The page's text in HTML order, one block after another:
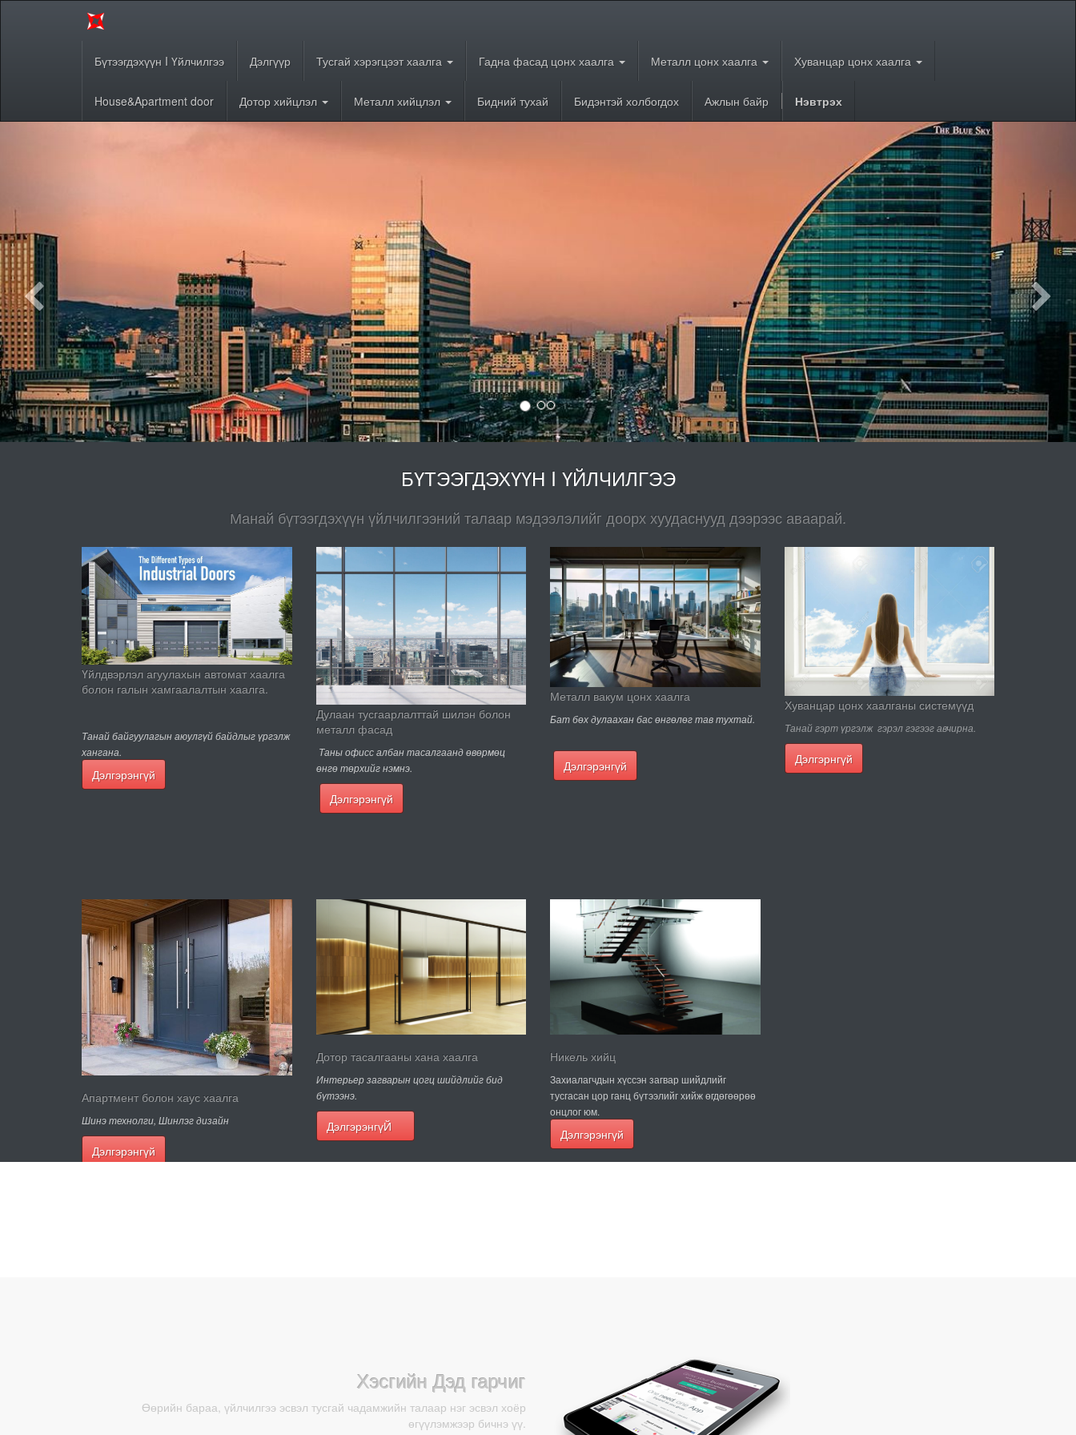
Бүтээгдэхүүн I Үйлчилгээ Дэлгүүр Тусгай хэрэгцээт хаалга Гадна фасад цонх хаалга Металл цонх хаалга Хуванцар цонх хаалга
House&Apartment door Дотор хийцлэл Металл хийцлэл Бидний тухай Бидэнтэй холбогдох Ажлын байр Нэвтрэх
БҮТЭЭГДЭХҮҮН I ҮЙЛЧИЛГЭЭ
Манай бүтээгдэхүүн үйлчилгээний талаар мэдээлэлийг доорх хуудаснууд дээрээс аваарай.
Үйлдвэрлэл агуулахын автомат хаалга
болон галын хамгаалалтын хаалга.
Танай байгуулагын аюулгүй байдлыг үргэлж
хангана.
Дэлгэрэнгүй
Дулаан тусгаарлалттай шилэн болон
металл фасад
Таны офисс албан тасалгаанд өвөрмөц
өнгө төрхийг нэмнэ.
Дэлгэрэнгүй
Металл вакум цонх хаалга
Бат бөх дулаахан бас өнгөлөг тав тухтай.
Дэлгэрэнгүй
Хуванцар цонх хаалганы системүүд
Танай гэрm үргэлж гэрэл гэгээг авчирна.
Дэлгэрнгүй
Апартмент болон хаус хаалга
Шинэ технолги, Шинлэг дизайн
Дэлгэрэнгүй
Дотор тасалгааны хана хаалга
Интерьер загварын цогц шийдлийг бид
бүтээнэ.
ДэлгэрэнгүЙ
Никель хийц
Захиалагчдын хүссэн загвар шийдлийг
тусгасан цор ганц бүтээлийг хийж өгдөгөөрөө
онцлог юм.
Дэлгэрэнгүй
Хэсгийн Дэд гарчиг
Өөрийн бараа, үйлчилгээ эсвэл тусгай чадамжийн талаар нэг эсвэл хоёр
өгүүлэмжээр бичнэ үү.